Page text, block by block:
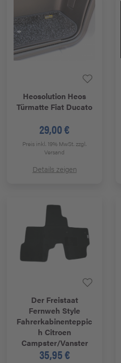
Heosolution Heos
Türmatte Fiat Ducato
29,00 €
Preis inkl. 19% MwSt.zzgl.
Versand
Details zeigen
Der Freistaat
Fernweh Style
Fahrerkabinenteppic
h Citroen
Campster/Vanster
35,95 €